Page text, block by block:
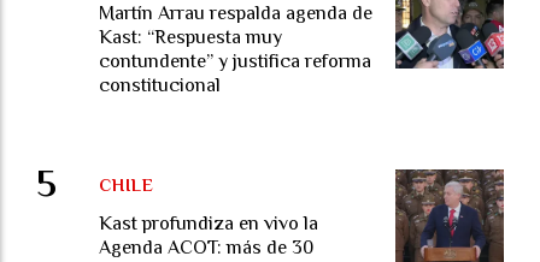
Martín Arrau respalda agenda de
Kast: “Respuesta muy
contundente” y justifica reforma
constitucional
Kast profundiza en vivo la
Agenda ACOT: más de 30
CHILE